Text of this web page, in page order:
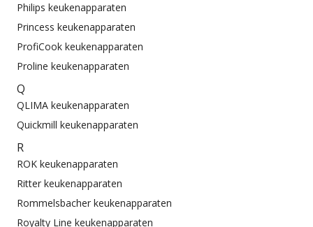
Philips keukenapparaten
Princess keukenapparaten
ProfiCook keukenapparaten
Proline keukenapparaten
Q
QLIMA keukenapparaten
Quickmill keukenapparaten
R
ROK keukenapparaten
Ritter keukenapparaten
Rommelsbacher keukenapparaten
Royalty Line keukenapparaten